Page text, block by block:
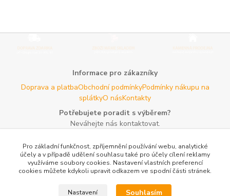
Informace pro zákazníky
Doprava a platbaObchodní podmínkyPodmínky nákupu na
splátkyO násKontakty
Potřebujete poradit s výběrem?
Neváhejte nás kontaktovat.
Email:info@agroczechia.cz- kdykoliv
Užitečné informace
lesníckeho náradia a potrieb
Formulář odstoupení o
Pro základní funkčnost, zpříjemnění používání webu, analytické
účely a v případě udělení souhlasu také pro účely cílení reklamy
využíváme soubory cookies. Nastavení vlastních preferencí
cookies můžete kdykoli upravit odkazem ve spodní části stránek.
Nastavení Souhlasím